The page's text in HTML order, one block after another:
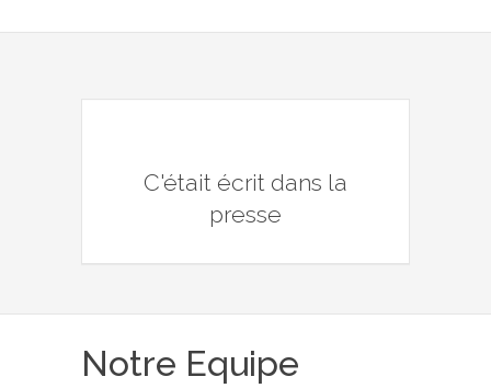
C'était écrit dans la
presse
Notre Equipe